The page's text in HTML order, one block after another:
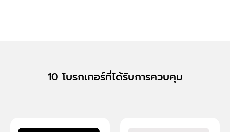
10 โบรกเกอร์ที่ได้รับการควบคุม